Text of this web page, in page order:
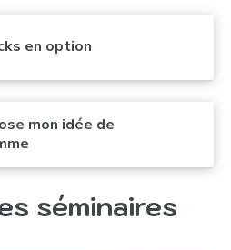
en option
mon idée de
séminaires